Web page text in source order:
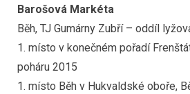
Barošová Markéta
Běh, TJ Gumárny Zubří – oddíl
1. místo v konečném pořadí
poháru 2015
1. místo Běh v Hukvaldské oboře,